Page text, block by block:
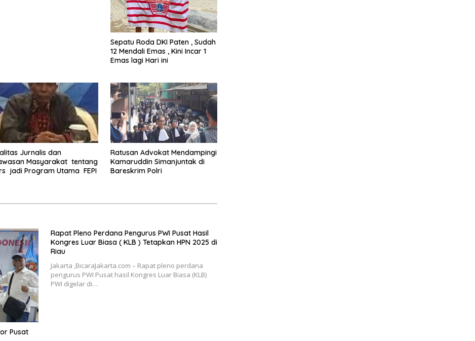
Sepatu Roda DKI Paten , Sudah
12 Mendali Emas , Kini Incar 1
Emas lagi Hari ini
Jurnalis dan
Masyarakat tentang
jadi Program Utama FEPI
Ratusan Advokat Mendampingi
Kamaruddin Simanjuntak di
Bareskrim Polri
Pusat
Rapat Pleno Perdana Pengurus PWI Pusat Hasil
Kongres Luar Biasa ( KLB ) Tetapkan HPN 2025 di
Riau
Jakarta ,BicaraJakarta.com – Rapat pleno perdana
pengurus PWI Pusat hasil Kongres Luar Biasa (KLB)
PWI digelar di…